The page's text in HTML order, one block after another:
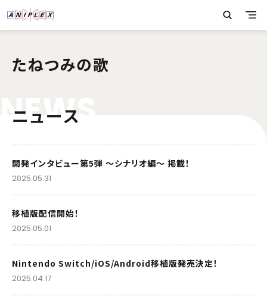
たねつみの歌
NEWS
ニュース
開発インタビュー第5弾 ～シナリオ編～ 掲載！
2025.05.31
移植版配信開始！
2025.05.01
Nintendo Switch/iOS/Android移植版発売決定！
2025.04.17